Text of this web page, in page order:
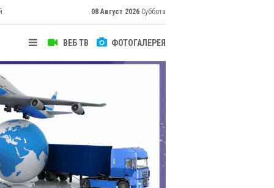
08 Август 2026 Суббота
ВЕБ ТВ ФОТОГАЛЕРЕЯ